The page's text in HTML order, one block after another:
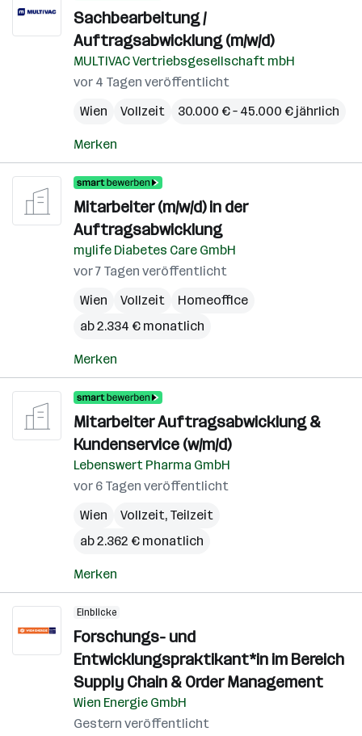
Sachbearbeitung /
Auftragsabwicklung (m/w/d)
MULTIVAC Vertriebsgesellschaft mbH
vor 4 Tagen veröffentlicht
Wien
Vollzeit 30.000 € – 45.000 € jährlich
Merken
Mitarbeiter (m/w/d) in der
Auftragsabwicklung
mylife Diabetes Care GmbH
vor 7 Tagen veröffentlicht
Wien
Vollzeit
Homeoffice
ab 2.334 € monatlich
Merken
Mitarbeiter Auftragsabwicklung &
Kundenservice (w/m/d)
Lebenswert Pharma GmbH
vor 6 Tagen veröffentlicht
Wien
Vollzeit, Teilzeit
ab 2.362 € monatlich
Merken
Einblicke
Forschungs- und
Entwicklungspraktikant*in im Bereich
Supply Chain & Order Management
Wien Energie GmbH
Gestern veröffentlicht